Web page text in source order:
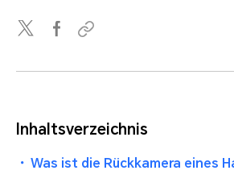
Inhaltsverzeichnis
・ Was ist die Rückkamera eines